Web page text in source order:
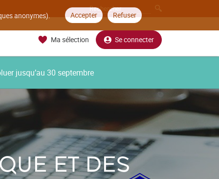
anonymes). Accepter Refuser
Ma sélection Se connecter
jusqu’au 30 septembre
ET DES